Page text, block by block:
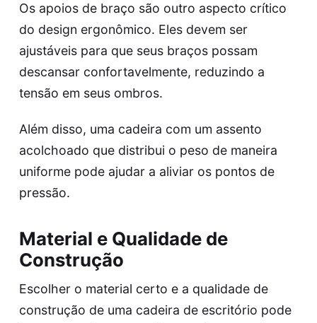
Os apoios de braço são outro aspecto crítico
do design ergonômico. Eles devem ser
ajustáveis para que seus braços possam
descansar confortavelmente, reduzindo a
tensão em seus ombros.
Além disso, uma cadeira com um assento
acolchoado que distribui o peso de maneira
uniforme pode ajudar a aliviar os pontos de
pressão.
Material e Qualidade de
Construção
Escolher o material certo e a qualidade de
construção de uma cadeira de escritório pode